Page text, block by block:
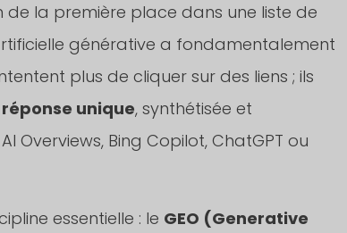
la première place dans une liste de
générative a fondamentalement
plus de cliquer sur des liens ; ils
unique, synthétisée et
Overviews, Bing Copilot, ChatGPT ou
essentielle : le GEO (Generative